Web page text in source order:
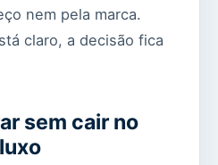
nem pela marca.
claro, a decisão fica
sem cair no